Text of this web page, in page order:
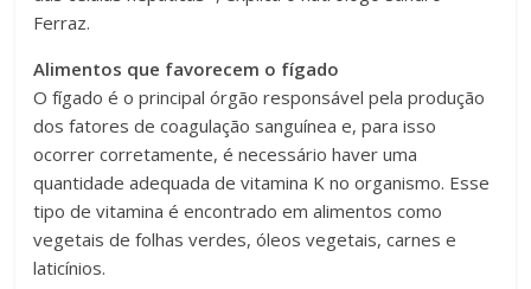
Ferraz.
Alimentos que favorecem o fígado
O fígado é o principal órgão responsável pela produção
dos fatores de coagulação sanguínea e, para isso
ocorrer corretamente, é necessário haver uma
quantidade adequada de vitamina K no organismo. Esse
tipo de vitamina é encontrado em alimentos como
vegetais de folhas verdes, óleos vegetais, carnes e
laticínios.